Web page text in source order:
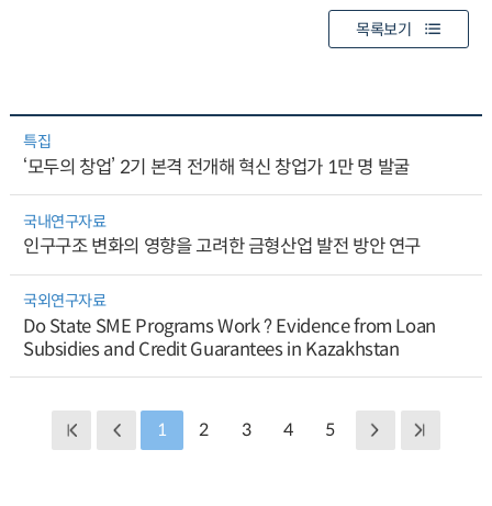
목록보기
특집
‘모두의 창업’ 2기 본격 전개해 혁신 창업가 1만 명 발굴
국내연구자료
인구구조 변화의 영향을 고려한 금형산업 발전 방안 연구
국외연구자료
Do State SME Programs Work ? Evidence from Loan
Subsidies and Credit Guarantees in Kazakhstan
1 2 3 4 5